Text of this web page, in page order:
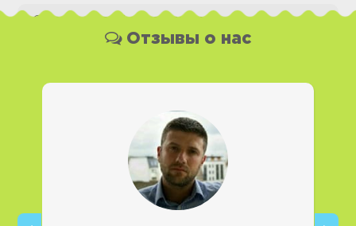
Вы можете оплатить наши услуги и необходимые
работаем с юридическими лицами.
Отзывы о нас